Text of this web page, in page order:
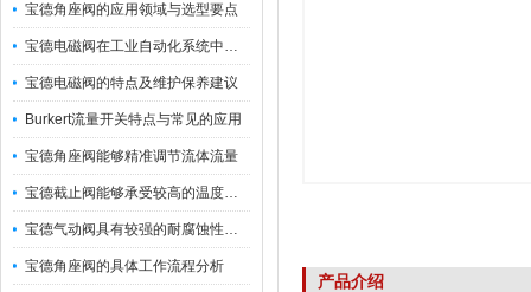
宝德角座阀的应用领域与选型要点
宝德电磁阀在工业自动化系统中的作用
宝德电磁阀的特点及维护保养建议
Burkert流量开关特点与常见的应用
宝德角座阀能够精准调节流体流量
宝德截止阀能够承受较高的温度和压力
宝德气动阀具有较强的耐腐蚀性和抗震性
宝德角座阀的具体工作流程分析
产品介绍